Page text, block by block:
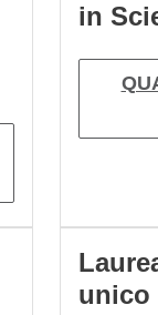
in
unico